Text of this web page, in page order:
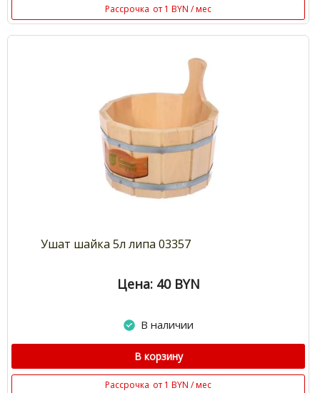
Рассрочка от 1 BYN / мес
Ушат шайка 5л липа 03357
Цена: 40 BYN
В наличии
В корзину
Рассрочка от 1 BYN / мес